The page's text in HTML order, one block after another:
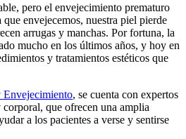
pero el envejecimiento prematuro
envejecemos, nuestra piel pierde
arrugas y manchas. Por fortuna, la
mucho en los últimos años, y hoy en
y tratamientos estéticos que
Envejecimiento, se cuenta con expertos
que ofrecen una amplia
a los pacientes a verse y sentirse